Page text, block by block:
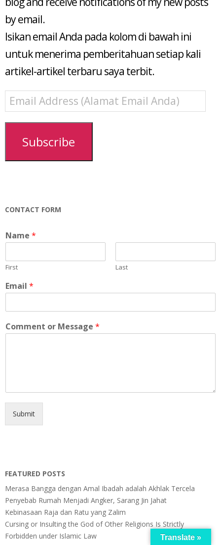
by email.
Isikan email Anda pada kolom di bawah ini
untuk menerima pemberitahuan setiap kali
artikel-artikel terbaru saya terbit.
Email
Address
(Alamat
EmailSubscribe
CONTACT FORM
Name *
First Last
Email *
Comment or Message *
Submit
FEATURED POSTS
Merasa Bangga dengan Amal Ibadah adalah Akhlak Tercela
Penyebab Rumah Menjadi Angker, Sarang Jin Jahat
Kebinasaan Raja dan Ratu yang Zalim
Cursing or Insulting the God of Other Religions Is Strictly
Forbidden under Islamic Law
Translate »